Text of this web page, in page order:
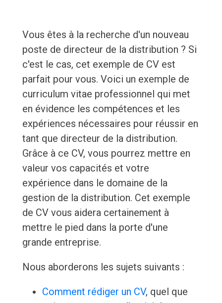
Vous êtes à la recherche d'un nouveau
poste de directeur de la distribution ? Si
c'est le cas, cet exemple de CV est
parfait pour vous. Voici un exemple de
curriculum vitae professionnel qui met
en évidence les compétences et les
expériences nécessaires pour réussir en
tant que directeur de la distribution.
Grâce à ce CV, vous pourrez mettre en
valeur vos capacités et votre
expérience dans le domaine de la
gestion de la distribution. Cet exemple
de CV vous aidera certainement à
mettre le pied dans la porte d'une
grande entreprise.
Nous aborderons les sujets suivants :
Comment rédiger un CV, quel que